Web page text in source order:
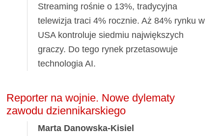
Streaming rośnie o 13%, tradycyjna
telewizja traci 4% rocznie. Aż 84% rynku w
USA kontroluje siedmiu największych
graczy. Do tego rynek przetasowuje
technologia AI.
Reporter na wojnie. Nowe dylematy
zawodu dziennikarskiego
Marta Danowska-Kisiel